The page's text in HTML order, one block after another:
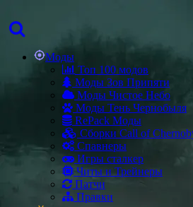
Моды
Топ 100 модов
Моды Зов Припяти
Моды Чистое Небо
Моды Тень Чернобыля
RePack Моды
Сборки Call of
Спавнеры
Игры сталкер
Читы и Трейнеры
Патчи
Правки